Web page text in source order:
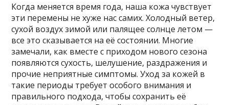
Когда меняется время года, наша кожа чувствует
эти перемены не хуже нас самих. Холодный ветер,
сухой воздух зимой или палящее солнце летом —
все это сказывается на её состоянии. Многие
замечали, как вместе с приходом нового сезона
появляются сухость, шелушение, раздражения и
прочие неприятные симптомы. Уход за кожей в
такие периоды требует особого внимания и
правильного подхода, чтобы сохранить её